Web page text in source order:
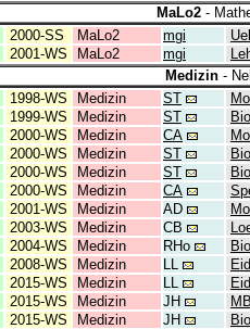
MaLo2-
2000-SS MaLo2 mgi
2001-WS MaLo2 mgi
Medizin-
1998-WS Medizin ST
1999-WS Medizin ST
2000-WS Medizin CA
2000-WS Medizin ST
2000-WS Medizin ST
2000-WS Medizin CA
2001-WS Medizin AD
2003-WS Medizin CB
2004-WS Medizin RHo
2008-WS Medizin
2015-WS Medizin
2015-WS Medizin JH
2015-WS Medizin JH